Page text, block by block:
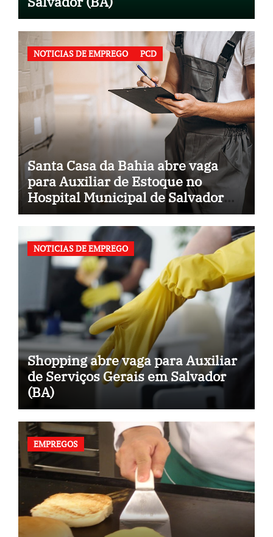
NOTICIAS DE EMPREGO PCD
Santa Casa da Bahia abre vaga
para Auxiliar de Estoque no
Hospital Municipal de Salvador
(BA)
NOTICIAS DE EMPREGO
Shopping abre vaga para Auxiliar
de Serviços Gerais em Salvador
(BA)
EMPREGOS